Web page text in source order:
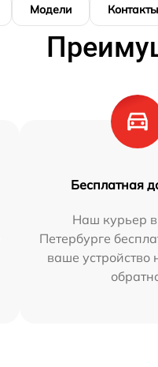
Модели Контакты
Бесплатная
Наш курьер
Петербурге
ваше устройство